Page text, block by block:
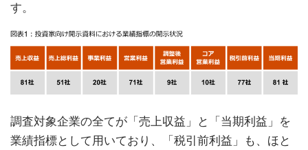
す。
調査対象企業の全てが「売上収益」と「当期利益」を
業績指標として用いており、「税引前利益」も、ほと